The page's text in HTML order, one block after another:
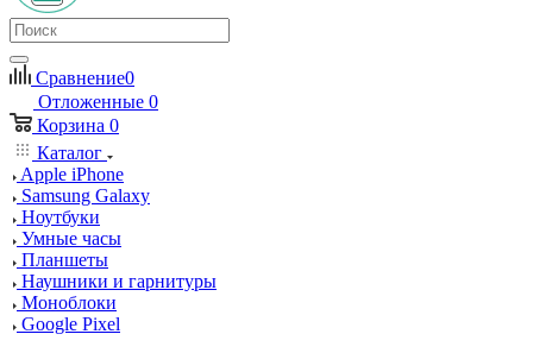
Сравнение0
Отложенные 0
Корзина 0
Каталог
Apple iPhone
Samsung Galaxy
Ноутбуки
Умные часы
Планшеты
Наушники и гарнитуры
Моноблоки
Google Pixel